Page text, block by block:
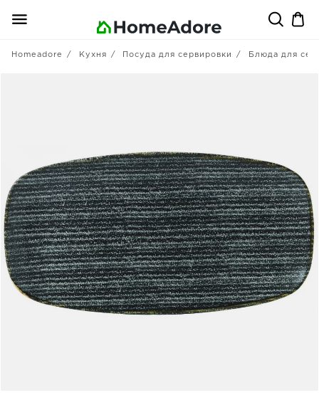
Homeadore Кухня Посуда для сервировки Блюда для